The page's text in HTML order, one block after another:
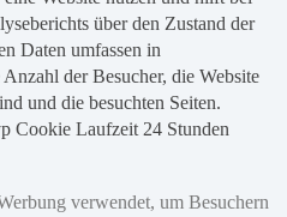
über den Zustand der
Daten umfassen in
der Besucher, die Website
und die besuchten Seiten.
Cookie Laufzeit 24 Stunden
verwendet, um Besuchern